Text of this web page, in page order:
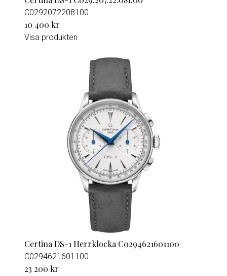
C0292072208100
10 400 kr
Visa produkten
Certina DS-1 Herrklocka C0294621601100
C0294621601100
23 200 kr